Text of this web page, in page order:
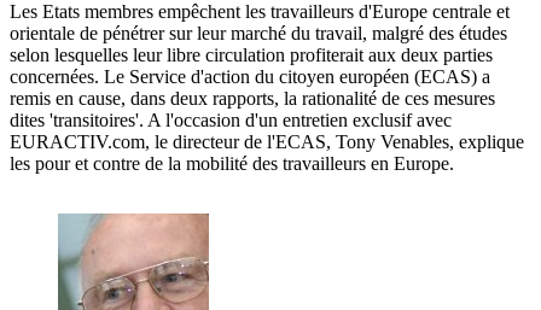
Les Etats membres empêchent les travailleurs d'Europe centrale et
orientale de pénétrer sur leur marché du travail, malgré des études
selon lesquelles leur libre circulation profiterait aux deux parties
concernées. Le Service d'action du citoyen européen (ECAS) a
remis en cause, dans deux rapports, la rationalité de ces mesures
dites 'transitoires'. A l'occasion d'un entretien exclusif avec
EURACTIV.com, le directeur de l'ECAS, Tony Venables, explique
les pour et contre de la mobilité des travailleurs en Europe.